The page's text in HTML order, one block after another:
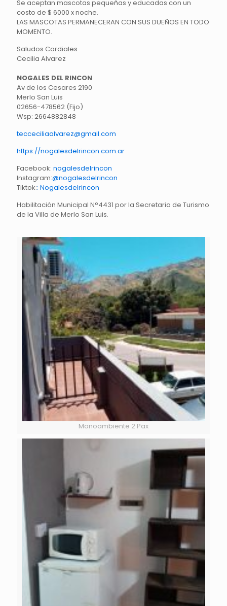
Se aceptan mascotas pequeñas y educadas con un
costo de $ 6000 x noche.
LAS MASCOTAS PERMANECERAN CON SUS DUEÑOS EN TODO
MOMENTO.
Saludos Cordiales
Cecilia Alvarez
NOGALES DEL RINCON
Av de los Cesares 2190
Merlo San Luis
02656-478562 (Fijo)
Wsp: 2664882848
tecceciliaalvarez@gmail.com
https://nogalesdelrincon.com.ar
Facebook: nogalesdelrincon
Instagram:@nogalesdelrincon
Tiktok:: Nogalesdelrincon
Habilitación Municipal N°4431 por la Secretaria de Turismo
de la Villa de Merlo San Luis.
Monoambiente 2 Pax